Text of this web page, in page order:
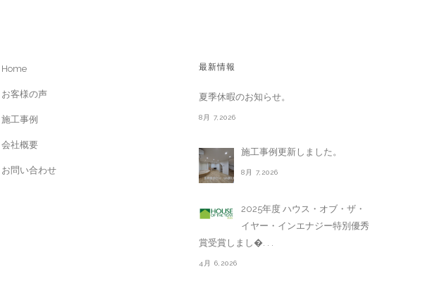
Home
お客様の声
施工事例
会社概要
お問い合わせ
最新情報
夏季休暇のお知らせ。
8月 7,2026
施工事例更新しました。
8月 7,2026
2025年度 ハウス・オブ・ザ・
イヤー・インエナジー特別優秀
賞受賞しまし�. . .
4月 6,2026